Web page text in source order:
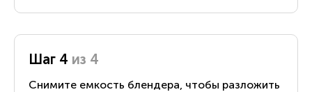
Шаг 4 из 4
Снимите емкость блендера, чтобы разложить